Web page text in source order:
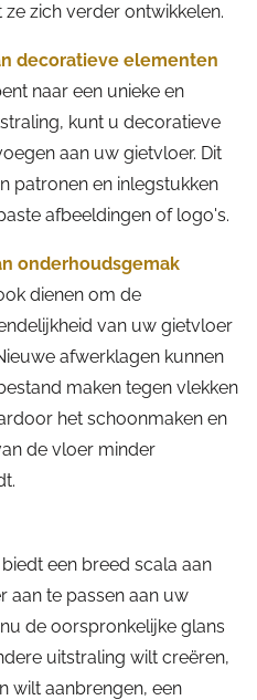
zich verder ontwikkelen.
decoratieve elementen
naar een unieke en
kunt u decoratieve
aan uw gietvloer. Dit
patronen en inlegstukken
afbeeldingen of logo's.
onderhoudsgemak
dienen om de
van uw gietvloer
afwerklagen kunnen
maken tegen vlekken
het schoonmaken en
de vloer minder
een breed scala aan
aan te passen aan uw
de oorspronkelijke glans
uitstraling wilt creëren,
wilt aanbrengen, een